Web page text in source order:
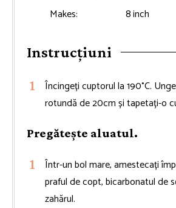
Makes: 8inch
Instrucțiuni
Încingeți cuptorul la 190°C.
rotundă de 20cm și tapetați-o
Pregătește aluatul.
Într-un bol mare, amestecați
praful de copt, bicarbonatul de
zahărul.